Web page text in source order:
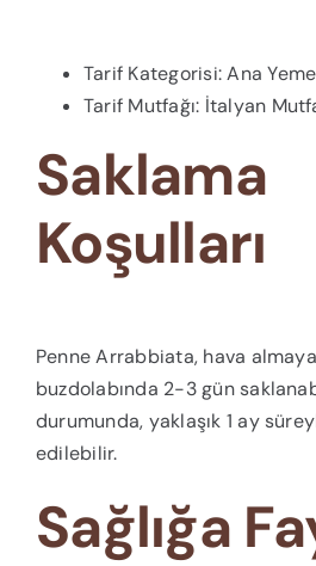
Tarif Kategorisi: Ana
Tarif Mutfağı: İtalyan
Saklama
Koşulları
Penne Arrabbiata, hava
buzdolabında 2-3 gün
durumunda, yaklaşık 1 ay
edilebilir.
Sağlığa